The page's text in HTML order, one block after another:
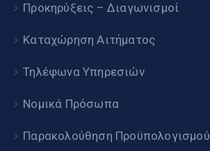
Προκηρύξεις – Διαγωνισμοί
Καταχώρηση Αιτήματος
Τηλέφωνα Υπηρεσιών
Νομικά Πρόσωπα
Παρακολούθηση Προϋπολογισμού